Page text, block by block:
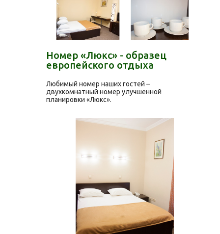
Номер «Люкс» - образец
европейского отдыха
Любимый номер наших гостей –
двухкомнатный номер улучшенной
планировки «Люкс».